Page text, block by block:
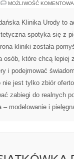
MOŻLIWOŚĆ
Klinika Urody to
spotyka się z
kliniki została
osób, które chcą lepiej
i podejmować
nie jest tylko zbiór
zabiegi do realnych
– modelowanie i